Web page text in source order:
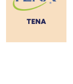
TENA